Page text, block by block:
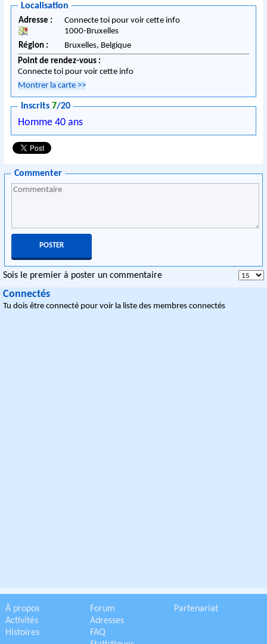
Localisation
Adresse :
Connecte toi pour voir cette info
1000-Bruxelles
Région :
Bruxelles, Belgique
Point de rendez-vous :
Connecte toi pour voir cette info
Montrer la carte >>
Inscrits7/20
Homme 40 ans
Commenter
Sois le premier à poster un commentaire
Connectés
Tu dois être connecté pour voir la liste des membres connectés
À propos
Activités
Histoires
Forum
Adresses
FAQ
Partenariat